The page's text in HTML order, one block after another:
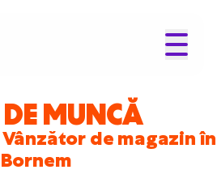
DE MUNCĂ
de magazin în
Bornem